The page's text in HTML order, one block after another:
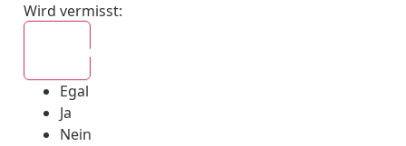
Wird vermisst:
Egal
Ja
Nein